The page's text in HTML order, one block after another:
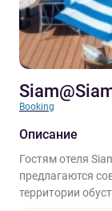
Booking
Описание
Гостям отеля
предлагаются
территории